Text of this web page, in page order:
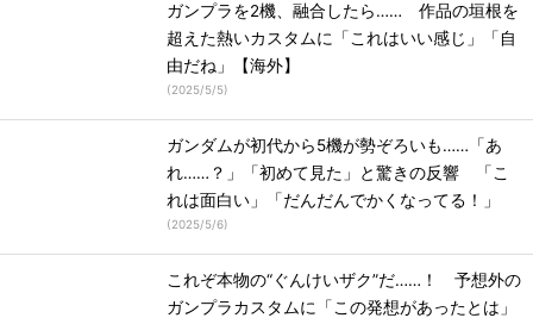
ガンプラを2機、融合したら…… 作品の垣根を
超えた熱いカスタムに「これはいい感じ」「自
由だね」【海外】
(2025/5/5)
ガンダムが初代から5機が勢ぞろいも……「あ
れ……？」「初めて見た」と驚きの反響 「こ
れは面白い」「だんだんでかくなってる！」
(2025/5/6)
これぞ本物の“ぐんけいザク”だ……！ 予想外の
ガンプラカスタムに「この発想があったとは」